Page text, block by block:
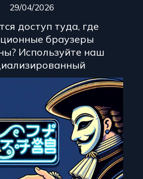
29/04/2026
доступ туда, где
браузеры
Используйте наш